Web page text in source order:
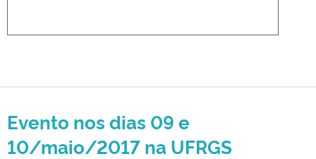
Evento nos dias 09 e
10/maio/2017 na UFRGS